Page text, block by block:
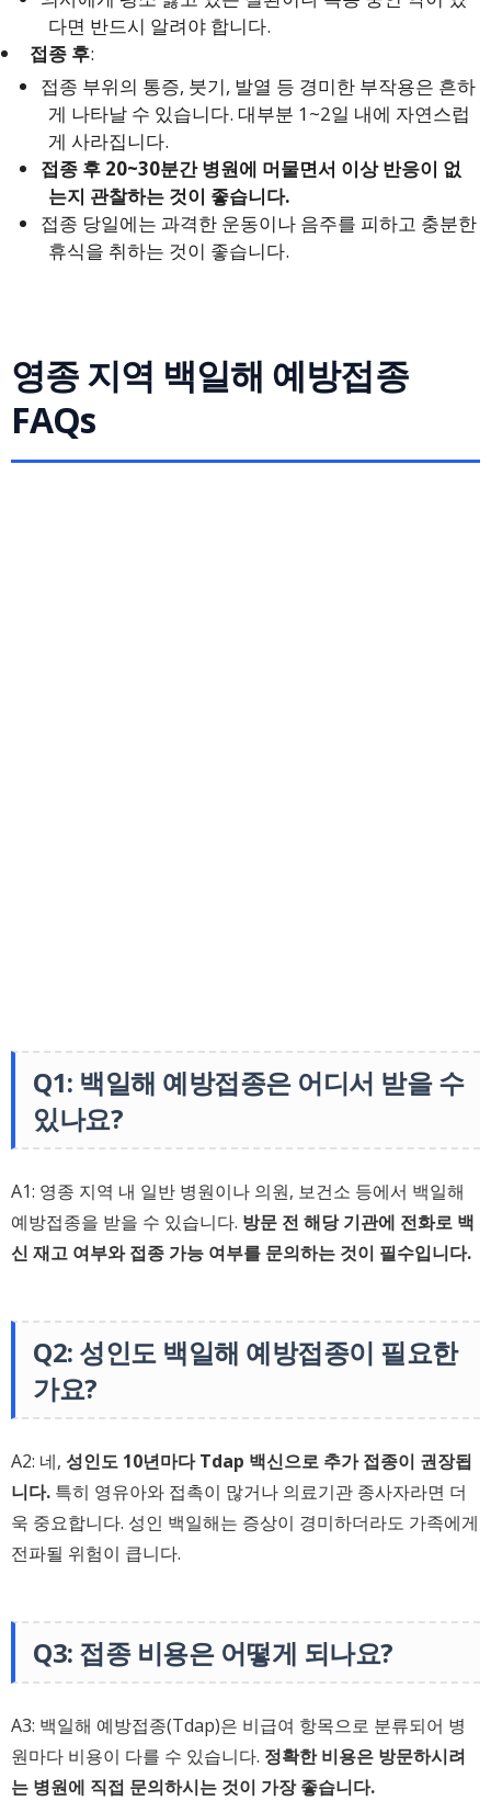
다면 반드시 알려야 합니다.
접종 후:
접종 부위의 통증, 붓기, 발열 등 경미한 부작용은 흔하
게 나타날 수 있습니다. 대부분 1~2일 내에 자연스럽
게 사라집니다.
접종 후 20~30분간 병원에 머물면서 이상 반응이 없
는지 관찰하는 것이 좋습니다.
접종 당일에는 과격한 운동이나 음주를 피하고 충분한
휴식을 취하는 것이 좋습니다.
영종 지역 백일해 예방접종
FAQs
Q1: 백일해 예방접종은 어디서 받을 수
있나요?
A1: 영종 지역 내 일반 병원이나 의원, 보건소 등에서 백일해
예방접종을 받을 수 있습니다. 방문 전 해당 기관에 전화로 백
신 재고 여부와 접종 가능 여부를 문의하는 것이 필수입니다.
Q2: 성인도 백일해 예방접종이 필요한
가요?
A2: 네, 성인도 10년마다 Tdap 백신으로 추가 접종이 권장됩
니다. 특히 영유아와 접촉이 많거나 의료기관 종사자라면 더
욱 중요합니다. 성인 백일해는 증상이 경미하더라도 가족에게
전파될 위험이 큽니다.
Q3: 접종 비용은 어떻게 되나요?
A3: 백일해 예방접종(Tdap)은 비급여 항목으로 분류되어 병
원마다 비용이 다를 수 있습니다. 정확한 비용은 방문하시려
는 병원에 직접 문의하시는 것이 가장 좋습니다.